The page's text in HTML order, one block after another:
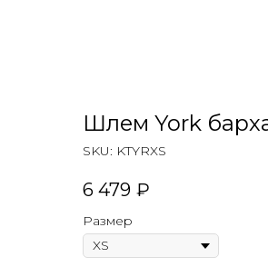
Шлем York
SKU: KTYRXS
6 479 ₽
Размер